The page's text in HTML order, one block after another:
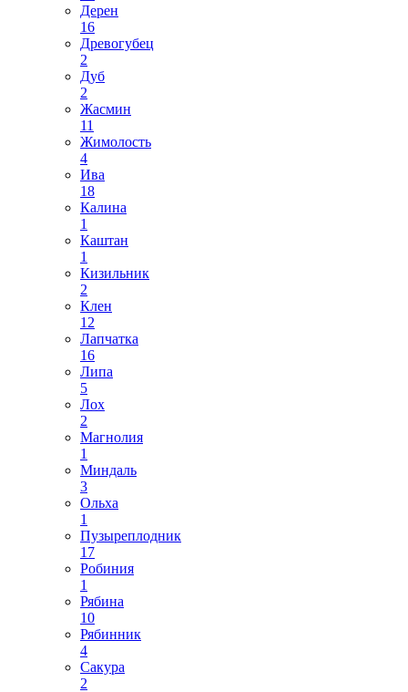
Дерен
16
Древогубец
2
Дуб
2
Жасмин
11
Жимолость
4
Ива
18
Калина
1
Каштан
1
Кизильник
2
Клен
12
Лапчатка
16
Липа
5
Лох
2
Магнолия
1
Миндаль
3
Ольха
1
Пузыреплодник
17
Робиния
1
Рябина
10
Рябинник
4
Сакура
2